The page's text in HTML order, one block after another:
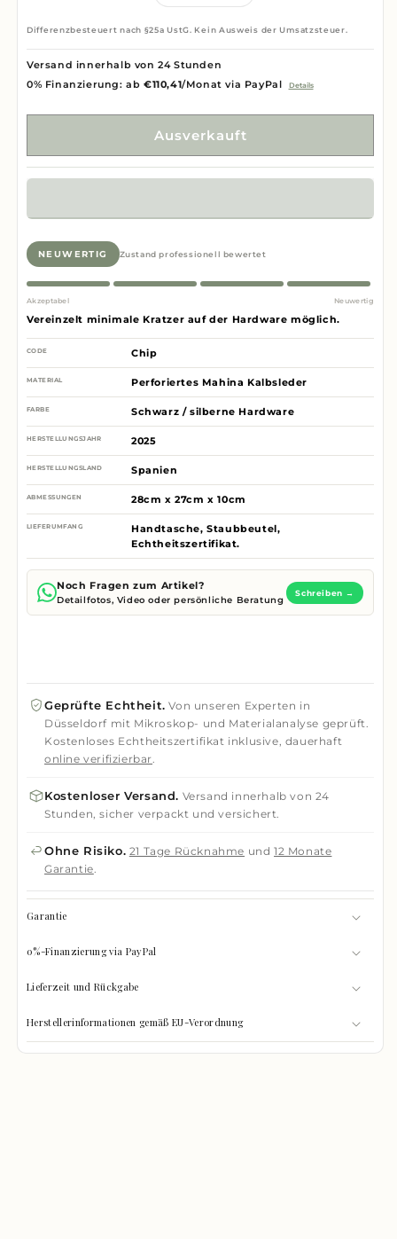
Differenzbesteuert nach §25a UstG. Kein Ausweis der Umsatzsteuer.
Versand innerhalb von 24 Stunden
0% Finanzierung: ab €110,41/Monat via PayPal Details
Ausverkauft
NEUWERTIG Zustand professionell bewertet
Akzeptabel Neuwertig
Vereinzelt minimale Kratzer auf der Hardware möglich.
CODE Chip
MATERIAL Perforiertes Mahina Kalbsleder
FARBE Schwarz / silberne Hardware
HERSTELLUNGSJAHR 2025
HERSTELLUNGSLAND Spanien
ABMESSUNGEN 28cm x 27cm x 10cm
LIEFERUMFANG
Handtasche, Staubbeutel,
Echtheitszertifikat.
Noch Fragen zum Artikel?
Detailfotos, Video oder persönliche Beratung
Schreiben →
Geprüfte Echtheit. Von unseren Experten in
Düsseldorf mit Mikroskop- und Materialanalyse geprüft.
Kostenloses Echtheitszertifikat inklusive, dauerhaft
online verifizierbar.
Kostenloser Versand. Versand innerhalb von 24
Stunden, sicher verpackt und versichert.
Ohne Risiko. 21 Tage Rücknahme und12 Monate
Garantie.
Garantie
0%-Finanzierung via PayPal
Lieferzeit und Rückgabe
Herstellerinformationen gemäß EU-Verordnung